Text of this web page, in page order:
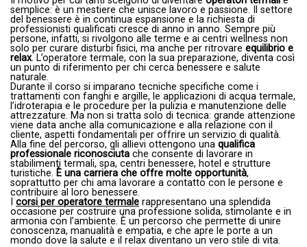
semplice: è un mestiere che unisce lavoro e passione. Il settore
del benessere è in continua espansione e la richiesta di
professionisti qualificati cresce di anno in anno. Sempre più
persone, infatti, si rivolgono alle terme e ai centri wellness non
solo per curare disturbi fisici, ma anche per ritrovare equilibrio e
relax. L’operatore termale, con la sua preparazione, diventa così
un punto di riferimento per chi cerca benessere e salute
naturale.
Durante il corso si imparano tecniche specifiche come i
trattamenti con fanghi e argille, le applicazioni di acqua termale,
l’idroterapia e le procedure per la pulizia e manutenzione delle
attrezzature. Ma non si tratta solo di tecnica: grande attenzione
viene data anche alla comunicazione e alla relazione con il
cliente, aspetti fondamentali per offrire un servizio di qualità.
Alla fine del percorso, gli allievi ottengono una qualifica
professionale riconosciuta che consente di lavorare in
stabilimenti termali, spa, centri benessere, hotel e strutture
turistiche. È una carriera che offre molte opportunità,
soprattutto per chi ama lavorare a contatto con le persone e
contribuire al loro benessere.
corsi per operatore termale rappresentano una splendida
occasione per costruire una professione solida, stimolante e in
armonia con l’ambiente. È un percorso che permette di unire
conoscenza, manualità e empatia, e che apre le porte a un
mondo dove la salute e il relax diventano un vero stile di vita.